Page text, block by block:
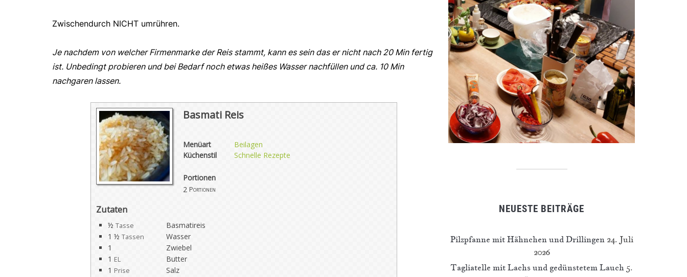
Zwischendurch NICHT umrühren.
Je nachdem von welcher Firmenmarke der Reis stammt, kann es sein das er nicht nach 20 Min fertig
ist. Unbedingt probieren und bei Bedarf noch etwas heißes Wasser nachfüllen und ca. 10 Min
nachgaren lassen.
Basmati Reis
Menüart
Beilagen
Küchenstil
Schnelle Rezepte
Portionen
2 Portionen
Zutaten
½ Tasse
Basmatireis
1 ½ Tassen
Wasser
1
Zwiebel
1 EL
Butter
1 Prise
Salz
NEUESTE BEITRÄGE
Pilzpfanne mit Hähnchen und Drillingen 24. Juli
2026
Tagliatelle mit Lachs und gedünstetem Lauch 5.